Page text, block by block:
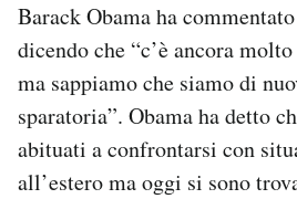
Barack Obama ha
dicendo che “c’è ancora
ma sappiamo che siamo di
sparatoria”. Obama ha detto
abituati a confrontarsi con
all’estero ma oggi si sono